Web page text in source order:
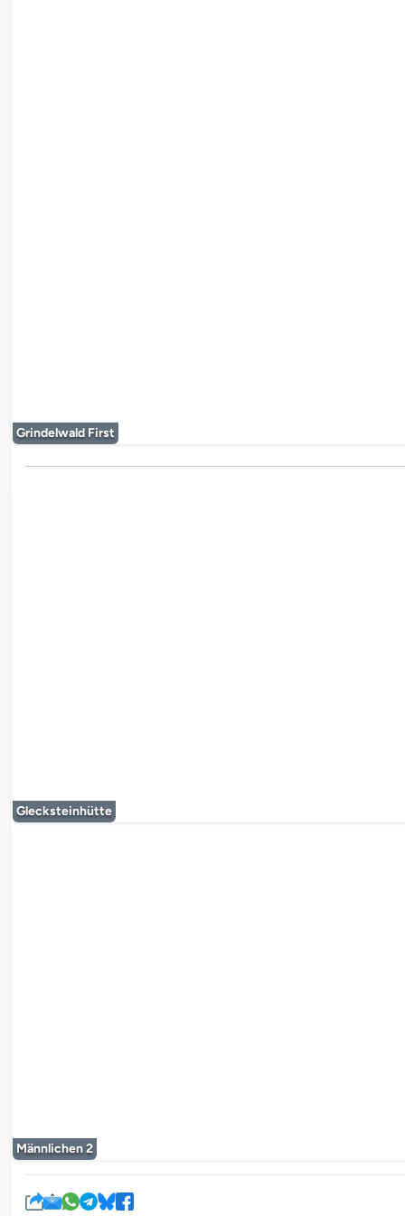
Grindelwald First
Glecksteinhütte
Männlichen 2